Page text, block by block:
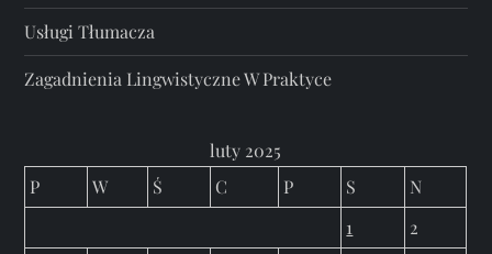
Usługi Tłumacza
Zagadnienia Lingwistyczne W Praktyce
luty 2025
P
W Ś C P S
N
1
2